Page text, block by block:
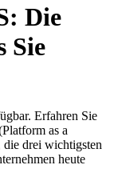
Die
Sie
Erfahren Sie
as a
die drei wichtigsten
heute